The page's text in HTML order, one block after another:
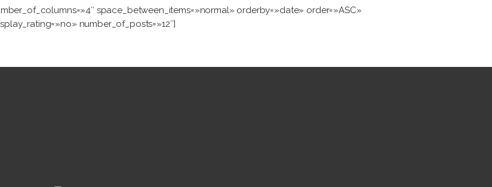
space_between_items=»normal» orderby=»date» order=»ASC»
number_of_posts=»12″]